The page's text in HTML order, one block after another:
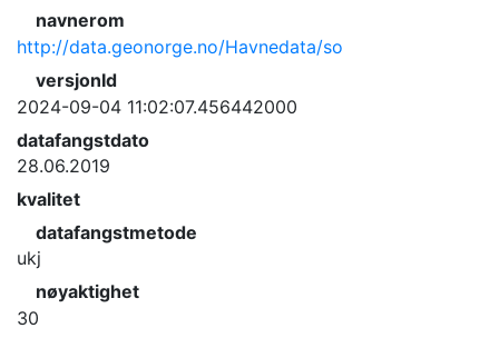
navnerom
http://data.geonorge.no/Havnedata/so
versjonId
2024-09-04 11:02:07.456442000
datafangstdato
28.06.2019
kvalitet
datafangstmetode
ukj
nøyaktighet
30